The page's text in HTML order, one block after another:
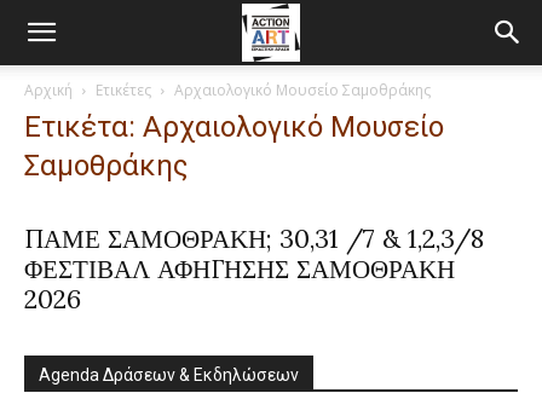
Αρχική Ετικέτες Αρχαιολογικό Μουσείο Σαμοθράκης
Ετικέτα: Αρχαιολογικό Μουσείο
Σαμοθράκης
ΠΑΜΕ ΣΑΜΟΘΡΑΚΗ; 30,31 /7 & 1,2,3/8
ΦΕΣΤΙΒΑΛ ΑΦΗΓΗΣΗΣ ΣΑΜΟΘΡΑΚΗ
2026
Agenda Δράσεων & Εκδηλώσεων